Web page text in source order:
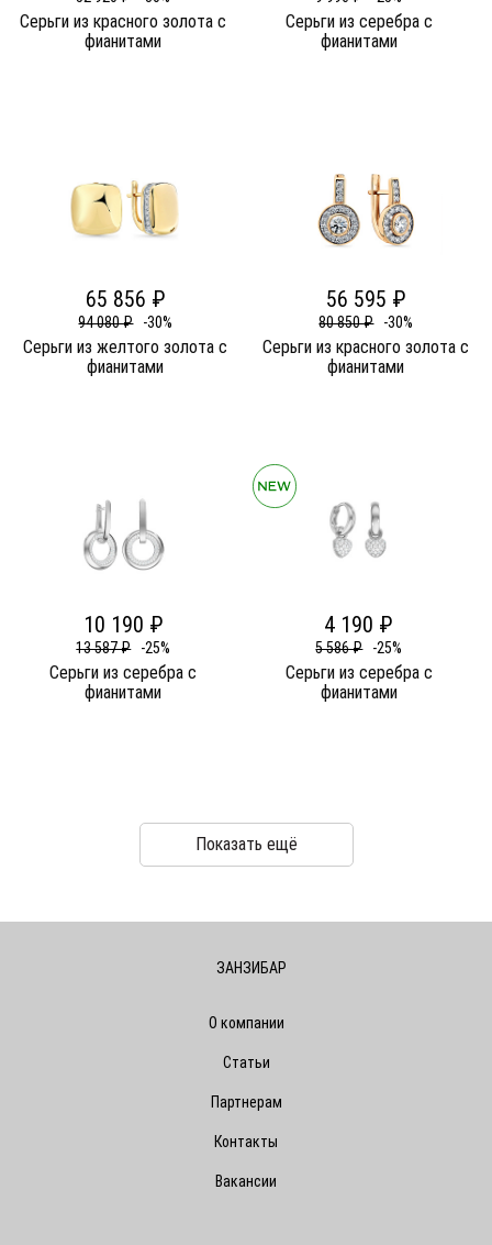
Серьги из красного золота c
фианитами
Серьги из серебра c
фианитами
65 856 ₽
94 080 ₽ -30%
Серьги из желтого золота c
фианитами
56 595 ₽
80 850 ₽ -30%
Серьги из красного золота c
фианитами
10 190 ₽
13 587 ₽ -25%
Серьги из серебра c
фианитами
4 190 ₽
5 586 ₽ -25%
Серьги из серебра c
фианитами
Показать ещё
ЗАНЗИБАР
О компании
Статьи
Партнерам
Контакты
Вакансии